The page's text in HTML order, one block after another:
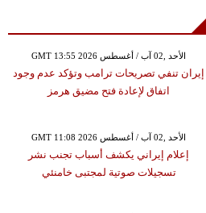
GMT 13:55 2026 الأحد ,02 آب / أغسطس
إيران تنفي تصريحات ترامب وتؤكد عدم وجود
اتفاق لإعادة فتح مضيق هرمز
GMT 11:08 2026 الأحد ,02 آب / أغسطس
إعلام إيراني يكشف أسباب تجنب نشر
تسجيلات صوتية لمجتبى خامنئي